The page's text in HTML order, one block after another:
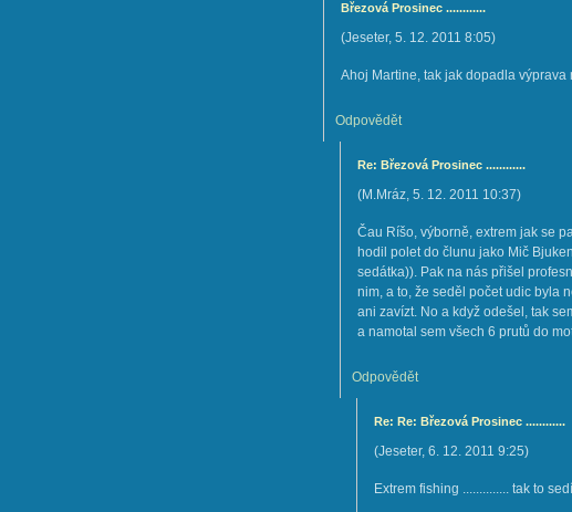
Březová Prosinec ............
(Jeseter, 5. 12. 2011 8:05)
Ahoj Martine, tak jak dopadla
Odpovědět
Re: Březová Prosinec ............
(M.Mráz, 5. 12. 2011 10:37)
Čau Ríšo, výborně, extrem jak se
hodil polet do člunu jako Mič
sedátka)). Pak na nás přišel
nim, a to, že seděl počet udic byla
ani zavízt. No a když odešel, tak
a namotal sem všech 6 prutů do
Odpovědět
Re: Re: Březová Prosinec ............
(Jeseter, 6. 12. 2011 9:25)
Extrem fishing .............. tak to